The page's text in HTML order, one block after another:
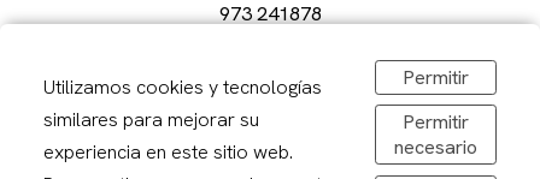
973 241878
De dilluns a divendres: 08,30-20,00h
Dissabtes: 09:00 – 13:00
Utilizamos cookies y tecnologías
similares para mejorar su
experiencia en este sitio web.
Permitir
Permitir
necesario